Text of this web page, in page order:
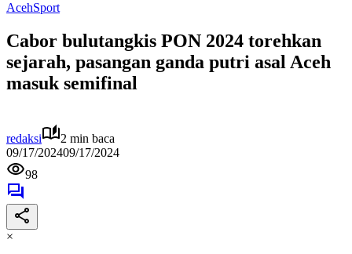
AcehSport
Cabor bulutangkis PON 2024 torehkan
sejarah, pasangan ganda putri asal Aceh
masuk semifinal
redaksi
2 min baca
09/17/202409/17/2024
98
×